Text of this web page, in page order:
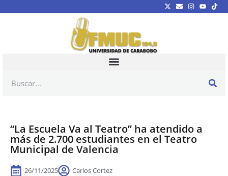
“La Escuela Va al Teatro” ha atendido a
más de 2.700 estudiantes en el Teatro
Municipal de Valencia
26/11/2025 Carlos Cortez